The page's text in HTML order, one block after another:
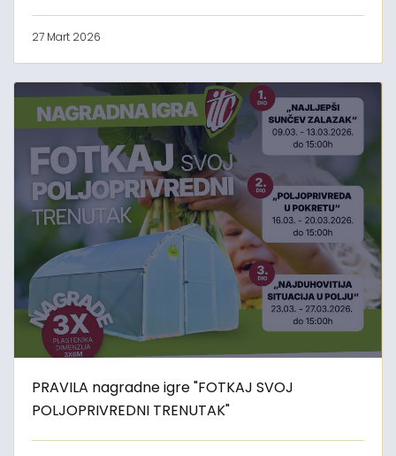
27 Mart 2026
PRAVILA nagradne igre "FOTKAJ SVOJ
POLJOPRIVREDNI TRENUTAK"